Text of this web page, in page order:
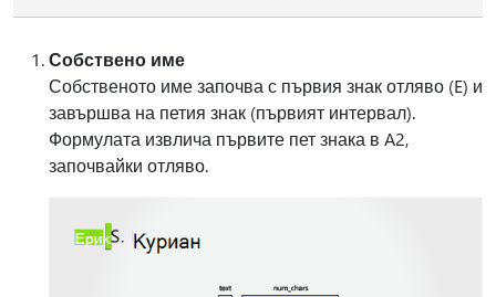
Собствено име
Собственото име започва с първия знак отляво (E) и
завършва на петия знак (първият интервал).
Формулата извлича първите пет знака в A2,
започвайки отляво.